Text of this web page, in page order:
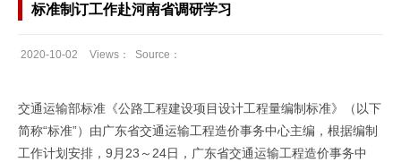
标准制订工作赴河南省调研学习
2020-10-02 Views： Source：
交通运输部标准《公路工程建设项目设计工程量编制标准》（以下
简称“标准”）由广东省交通运输工程造价事务中心主编，根据编制
工作计划安排，9月23～24日，广东省交通运输工程造价事务中